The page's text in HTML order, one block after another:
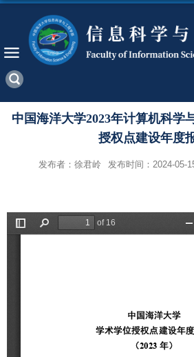
中国海洋大学2023年计算机科学
授权点建设年度
发布者：徐君岭 发布时间：2024-05-